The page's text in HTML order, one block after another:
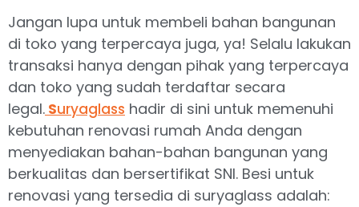
Jangan lupa untuk membeli bahan bangunan
di toko yang terpercaya juga, ya! Selalu lakukan
transaksi hanya dengan pihak yang terpercaya
dan toko yang sudah terdaftar secara
legal. Suryaglass hadir di sini untuk memenuhi
kebutuhan renovasi rumah Anda dengan
menyediakan bahan-bahan bangunan yang
berkualitas dan bersertifikat SNI. Besi untuk
renovasi yang tersedia di suryaglass adalah: